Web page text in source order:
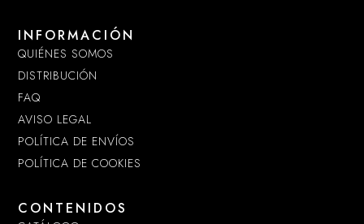
INFORMACIÓN
QUIÉNES SOMOS
DISTRIBUCIÓN
FAQ
AVISO LEGAL
POLÍTICA DE ENVÍOS
POLÍTICA DE COOKIES
CONTENIDOS